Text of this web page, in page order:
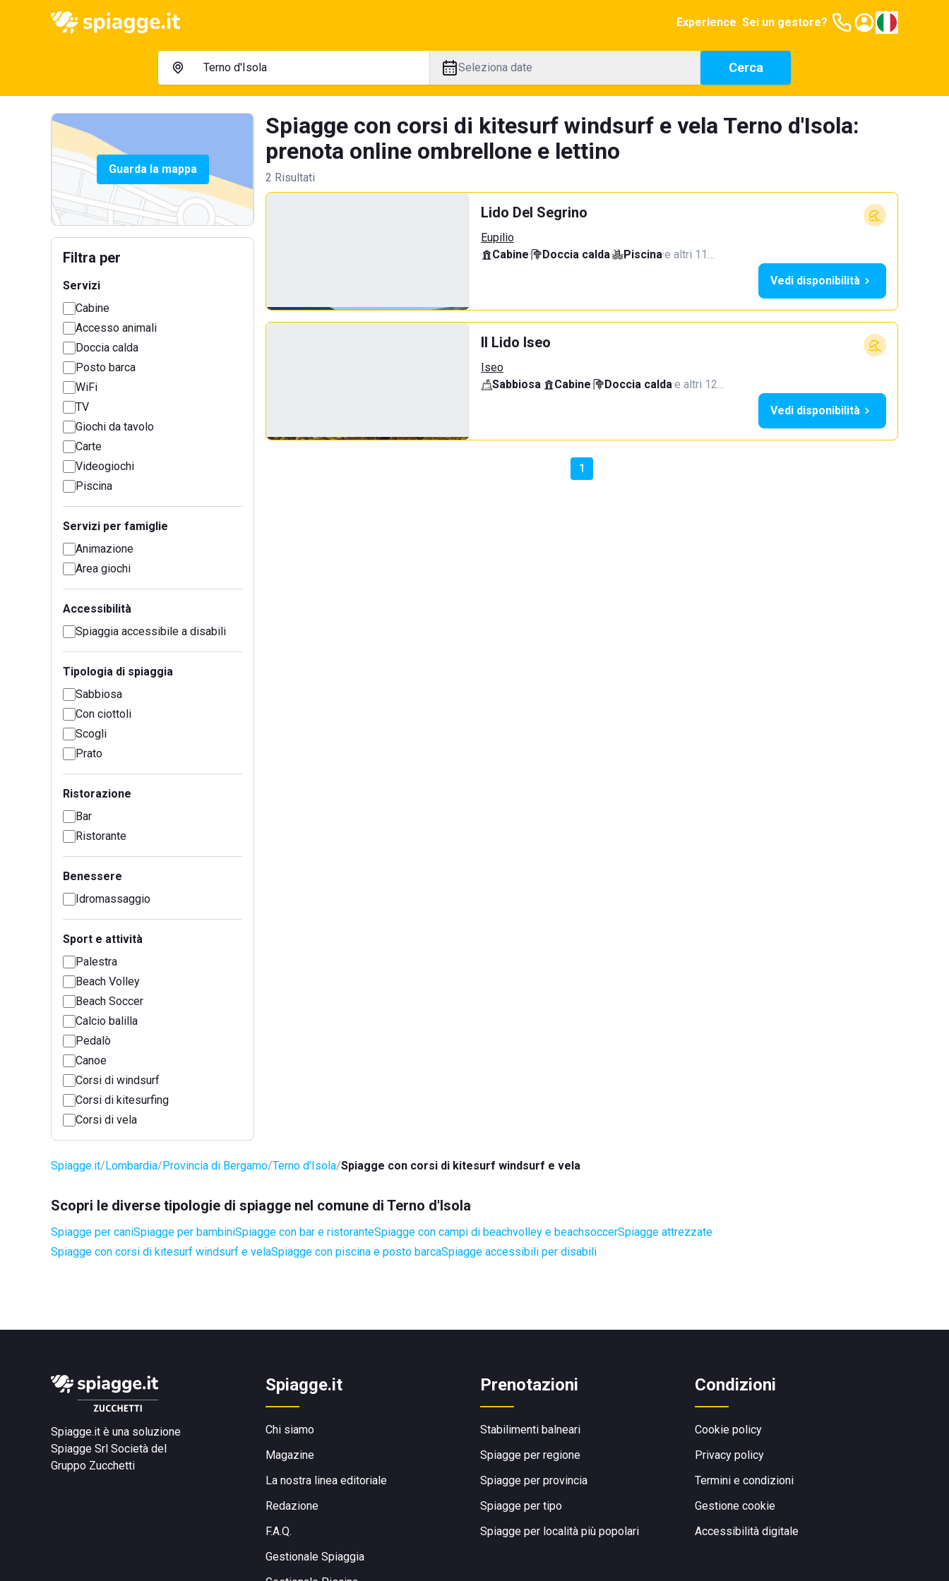
Experience Sei un gestore?
Seleziona date Cerca
Guarda la mappa
Filtra per
Servizi
Cabine
Accesso animali
Doccia calda
Posto barca
WiFi
TV
Giochi da tavolo
Carte
Videogiochi
Piscina
Servizi per famiglie
Animazione
Area giochi
Accessibilità
Spiaggia accessibile a disabili
Tipologia di spiaggia
Sabbiosa
Con ciottoli
Scogli
Prato
Ristorazione
Bar
Ristorante
Benessere
Idromassaggio
Sport e attività
Palestra
Beach Volley
Beach Soccer
Calcio balilla
Pedalò
Canoe
Corsi di windsurf
Corsi di kitesurfing
Corsi di vela
Spiagge con corsi di kitesurf windsurf e vela Terno d'Isola:
prenota online ombrellone e lettino
2 Risultati
Lido Del Segrino
Eupilio
Cabine· Doccia calda· Piscina·e altri 11…
Vedi disponibilità
Il Lido Iseo
Iseo
Sabbiosa· Cabine· Doccia calda·e altri 12…
Vedi disponibilità
1
Spiagge.it Lombardia Provincia di Bergamo Terno d'Isola Spiagge con corsi di kitesurf windsurf e vela
Scopri le diverse tipologie di spiagge nel comune di Terno d'Isola
Spiagge per caniSpiagge per bambiniSpiagge con bar e ristoranteSpiagge con campi di beachvolley e beachsoccerSpiagge attrezzate
Spiagge con corsi di kitesurf windsurf e velaSpiagge con piscina e posto barcaSpiagge accessibili per disabili
Spiagge.it è una soluzione
Spiagge Srl Società del
Gruppo Zucchetti
Spiagge.it
Chi siamo
Magazine
La nostra linea editoriale
Redazione
F.A.Q.
Gestionale Spiaggia
Prenotazioni
Stabilimenti balneari
Spiagge per regione
Spiagge per provincia
Spiagge per tipo
Spiagge per località più popolari
Condizioni
Cookie policy
Privacy policy
Termini e condizioni
Gestione cookie
Accessibilità digitale